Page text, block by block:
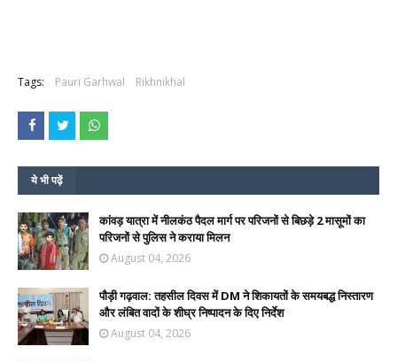
Tags: Pauri Garhwal Rikhnikhal
ये भी पढ़ें
कांवड़ यात्रा में नीलकंठ पैदल मार्ग पर परिजनों से बिछड़े 2 मासूमों का
परिजनों से पुलिस ने कराया मिलन
August 04, 2026
पौड़ी गढ़वाल: तहसील दिवस में DM ने शिकायतों के समयबद्ध निस्तारण
और लंबित वादों के शीघ्र निष्पादन के दिए निर्देश
August 04, 2026